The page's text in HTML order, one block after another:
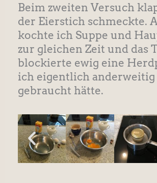
Beim zweiten Versuch
der Eierstich schmeckte.
kochte ich Suppe und
zur gleichen Zeit und das
blockierte ewig eine
ich eigentlich anderweitig
gebraucht hätte.